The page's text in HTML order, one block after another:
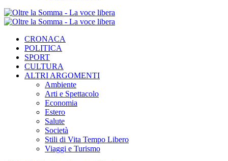
CRONACA
POLITICA
SPORT
CULTURA
ALTRI ARGOMENTI
Ambiente
Arti e Spettacolo
Economia
Estero
Salute
Società
Stili di Vita Tempo Libero
Viaggi e Turismo